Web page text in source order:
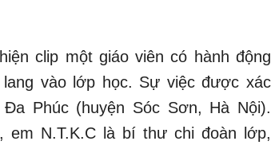
clip một giáo viên có hành động
vào lớp học. Sự việc được xác
Phúc (huyện Sóc Sơn, Hà Nội).
em N.T.K.C là bí thư chi đoàn lớp,